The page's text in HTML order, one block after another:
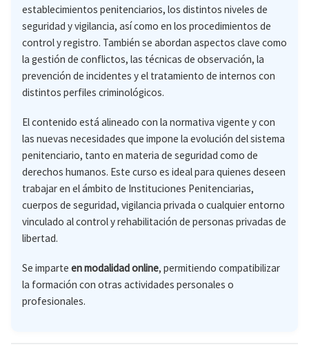
establecimientos penitenciarios, los distintos niveles de
seguridad y vigilancia, así como en los procedimientos de
control y registro. También se abordan aspectos clave como
la gestión de conflictos, las técnicas de observación, la
prevención de incidentes y el tratamiento de internos con
distintos perfiles criminológicos.
El contenido está alineado con la normativa vigente y con
las nuevas necesidades que impone la evolución del sistema
penitenciario, tanto en materia de seguridad como de
derechos humanos. Este curso es ideal para quienes deseen
trabajar en el ámbito de Instituciones Penitenciarias,
cuerpos de seguridad, vigilancia privada o cualquier entorno
vinculado al control y rehabilitación de personas privadas de
libertad.
Se imparte en modalidad online, permitiendo compatibilizar
la formación con otras actividades personales o
profesionales.